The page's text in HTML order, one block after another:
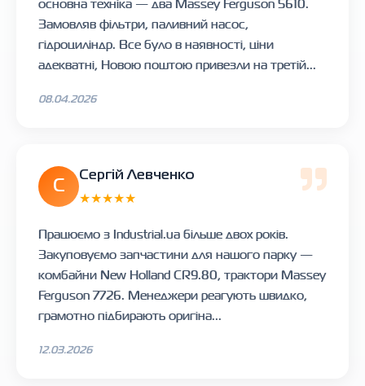
Замовляв фільтри, паливний насос,
гідроциліндр. Все було в наявності, ціни
адекватні, Новою поштою привезли на третій...
08.04.2026
С
Сергій Левченко
★★★★★
Працюємо з Industrial.ua більше двох років.
Закуповуємо запчастини для нашого парку —
комбайни New Holland CR9.80, трактори Massey
Ferguson 7726. Менеджери реагують швидко,
грамотно підбирають оригіна...
12.03.2026